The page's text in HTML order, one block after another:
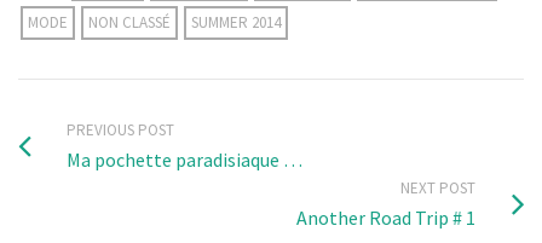
MODE
NON CLASSÉ SUMMER 2014
PREVIOUS POST
Ma pochette paradisiaque …
NEXT POST
Another Road Trip # 1